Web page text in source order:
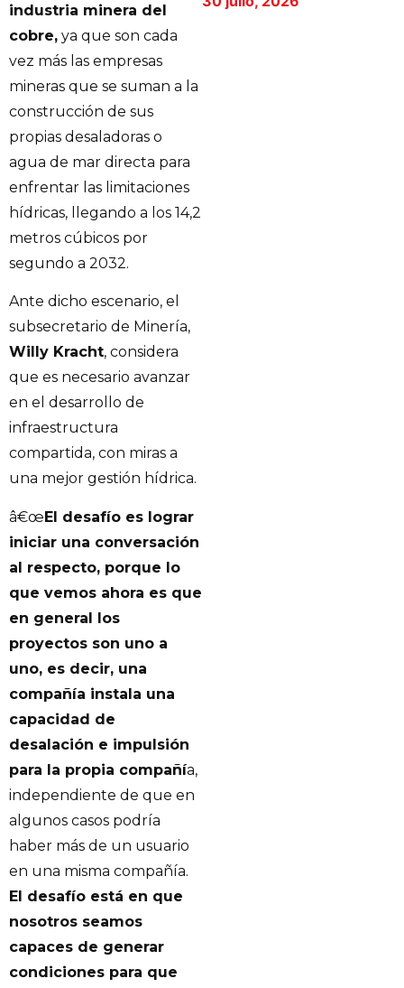
industria minera del
cobre, ya que son cada
vez más las empresas
mineras que se suman a la
construcción de sus
propias desaladoras o
agua de mar directa para
enfrentar las limitaciones
hídricas, llegando a los 14,2
metros cúbicos por
segundo a 2032.
Ante dicho escenario, el
subsecretario de Minería,
Willy Kracht, considera
que es necesario avanzar
en el desarrollo de
infraestructura
compartida, con miras a
una mejor gestión hídrica.
â€œEl desafío es lograr
iniciar una conversación
al respecto, porque lo
que vemos ahora es que
en general los
proyectos son uno a
uno, es decir, una
compañía instala una
capacidad de
desalación e impulsión
para la propia compañía,
independiente de que en
algunos casos podría
haber más de un usuario
en una misma compañía.
El desafío está en que
nosotros seamos
capaces de generar
condiciones para que